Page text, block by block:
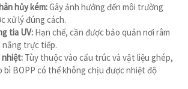
hủy kém:Gây ảnh hưởng đến môi trường
xử lý đúng cách.
tia UV: Hạn chế, cần được bảo quản nơi râm
trực tiếp.
nhiệt: Tùy thuộc vào cấu trúc và vật liệu ghép,
bì BOPP có thể không chịu được nhiệt độ